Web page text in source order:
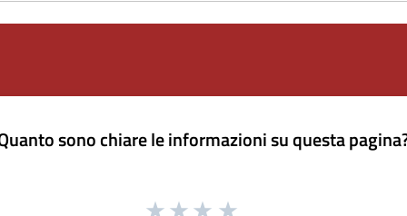
sono chiare le informazioni su questa